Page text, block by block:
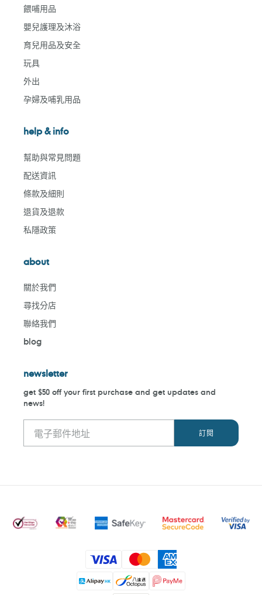
餵哺用品
嬰兒護理及沐浴
育兒用品及安全
玩具
外出
孕婦及哺乳用品
help & info
幫助與常見問題
配送資訊
條款及細則
退貨及退款
私隱政策
about
關於我們
尋找分店
聯絡我們
blog
newsletter
get $50 off your first purchase and get updates and
news!
付
款
方
式